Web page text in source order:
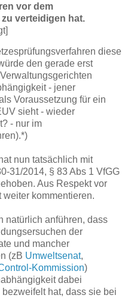
vor dem
verteidigen hat.
diese
den gerade erst
- jener
Voraussetzung für ein
sieht - wieder
- nur im
nun tatsächlich mit
31/2014, § 83 Abs 1 VfGG
Aus Respekt vor
kommentieren.
natürlich anführen, dass
der
und mancher
(zB Umweltsenat,
Kommission)
dabei
hat, dass sie bei